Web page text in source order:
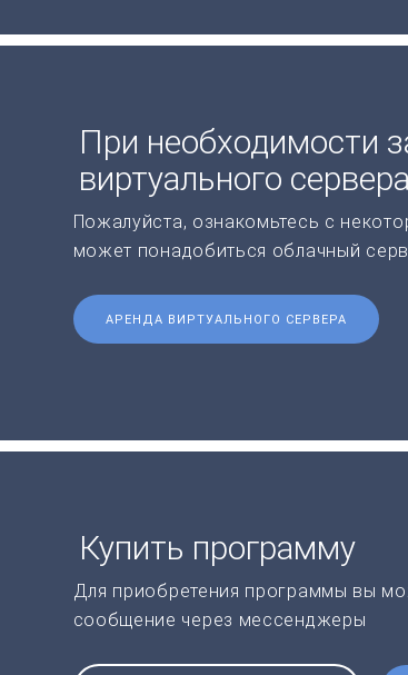
При необходимости
виртуального сервера
Пожалуйста, ознакомьтесь с
может понадобиться облачный
АРЕНДА ВИРТУАЛЬНОГО СЕРВЕРА
Купить программу
Для приобретения программы вы
сообщение через мессенджеры